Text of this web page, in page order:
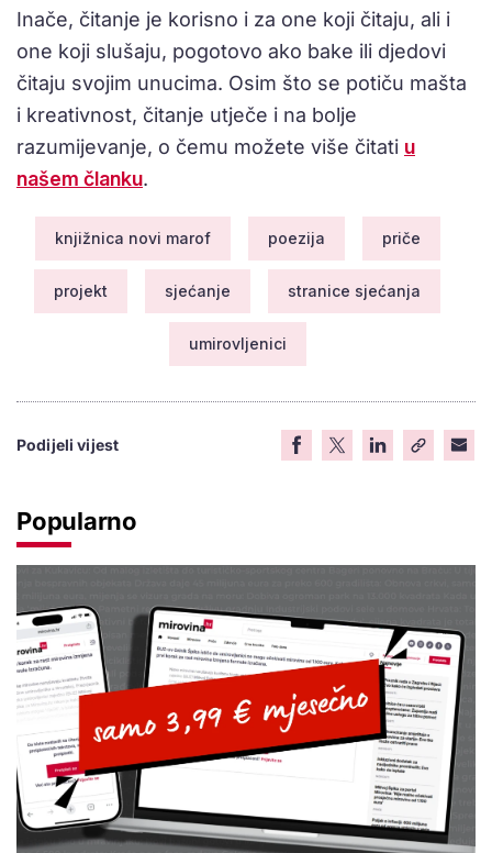
Inače, čitanje je korisno i za one koji čitaju, ali i
one koji slušaju, pogotovo ako bake ili djedovi
čitaju svojim unucima. Osim što se potiču mašta
i kreativnost, čitanje utječe i na bolje
razumijevanje, o čemu možete više čitati u
našem članku.
knjižnica novi marof poezija priče
projekt sjećanje stranice sjećanja
umirovljenici
Podijeli vijest
Popularno